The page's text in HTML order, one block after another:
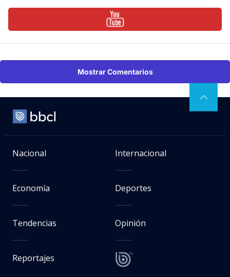
Mostrar Comentarios
Nacional Internacional
Economía Deportes
Tendencias Opinión
Reportajes